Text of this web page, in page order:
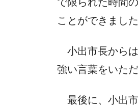
ことができました
小出市長から
強い言葉をいただ
最後に、小出